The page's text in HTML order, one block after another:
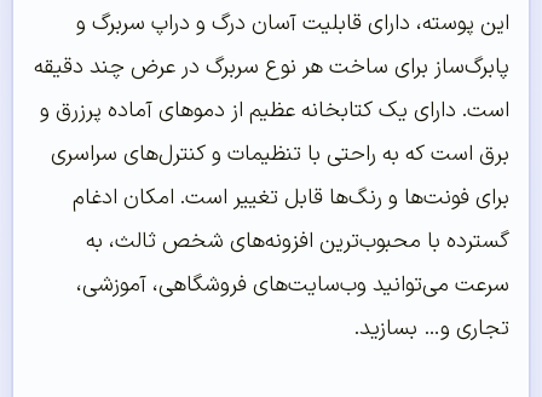
این پوسته، دارای قابلیت آسان درگ و دراپ سربرگ‌ و
پابرگ‌‌ساز برای ساخت هر نوع سربرگ در عرض چند دقیقه
است. دارای یک کتابخانه عظیم از دموهای آماده پرزرق و
برق است که به راحتی با تنظیمات و کنترل‌های سراسری
برای فونت‌ها و رنگ‌ها قابل تغییر است. امکان ادغام
گسترده با محبوب‌ترین افزونه‌های شخص ثالث، به
سرعت می‌توانید وب‌سایت‌های فروشگاهی، آموزشی،
تجاری و… بسازید.